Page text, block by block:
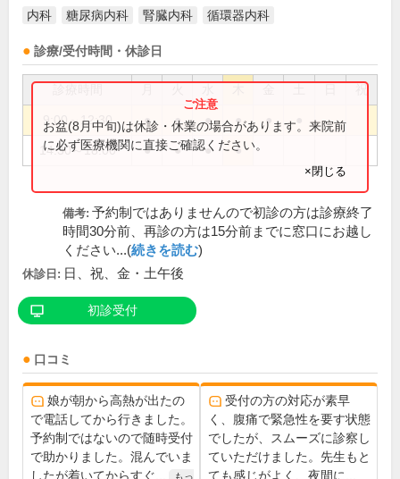
内科 糖尿病内科 腎臓内科 循環器内科
診療/受付時間・休診日
祝
9:00～12:30 ● ● ● ● ●
14:30～18:00 ● ● ● ●
お盆(8月中旬)は休診・休業の場合があります。来院前
に必ず医療機関に直接ご確認ください。
×閉じる
備考: 予約制ではありませんので初診の方は診療終了
時間30分前、再診の方は15分前までに窓口にお越し
ください...(続きを読む)
休診日: 日、祝、金・土午後
初診受付
口コミ
娘が朝から高熱が出たの
で電話してから行きました。
予約制ではないので随時受付
で助かりました。混んでいま
したが着いてからすぐ...
もっ
受付の方の対応が素早
く、腹痛で緊急性を要す状態
でしたが、スムーズに診察し
ていただけました。先生もと
ても感じがよく、夜間に...